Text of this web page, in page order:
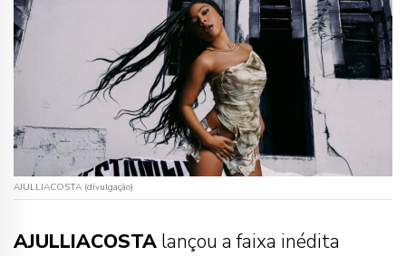
AJULLIACOSTA (divulgação)
AJULLIACOSTA lançou a faixa inédita